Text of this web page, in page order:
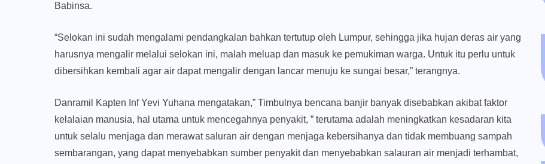
Babinsa.
“Selokan ini sudah mengalami pendangkalan bahkan tertutup oleh Lumpur, sehingga jika hujan deras air yang
harusnya mengalir melalui selokan ini, malah meluap dan masuk ke pemukiman warga. Untuk itu perlu untuk
dibersihkan kembali agar air dapat mengalir dengan lancar menuju ke sungai besar,” terangnya.
Danramil Kapten Inf Yevi Yuhana mengatakan,” Timbulnya bencana banjir banyak disebabkan akibat faktor
kelalaian manusia, hal utama untuk mencegahnya penyakit, ” terutama adalah meningkatkan kesadaran kita
untuk selalu menjaga dan merawat saluran air dengan menjaga kebersihanya dan tidak membuang sampah
sembarangan, yang dapat menyebabkan sumber penyakit dan menyebabkan salauran air menjadi terhambat,